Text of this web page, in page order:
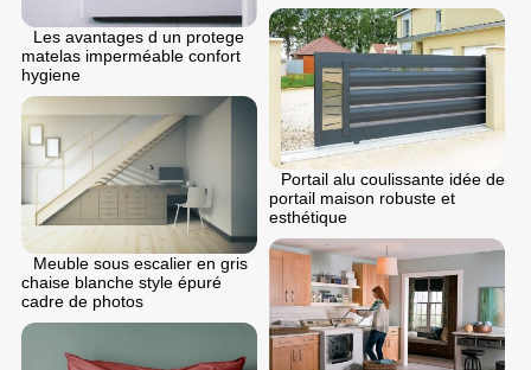
Les avantages d un protege
matelas imperméable confort
hygiene
Portail alu coulissante idée de
portail maison robuste et
esthétique
Meuble sous escalier en gris
chaise blanche style épuré
cadre de photos